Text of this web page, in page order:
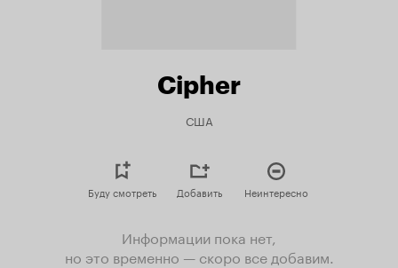
Cipher
США
Буду смотреть Добавить Неинтересно
Информации пока нет,
но это временно — скоро все добавим.